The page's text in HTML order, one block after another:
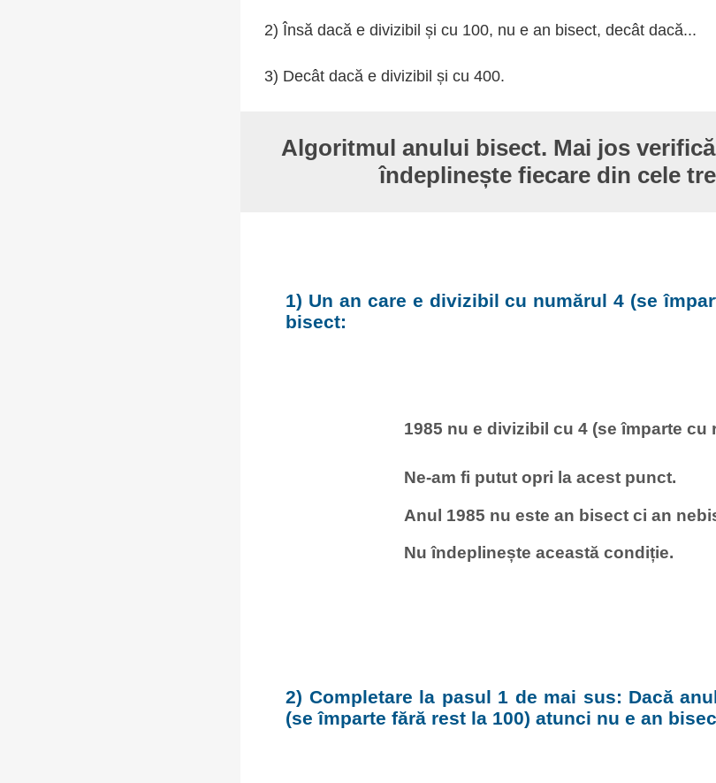
2) Însă dacă e divizibil și cu 100, nu e an bisect, decât dacă...
3) Decât dacă e divizibil și cu 400.
Algoritmul anului bisect. Mai jos
îndeplinește fiecare din cele
1) Un an care e divizibil cu numărul 4 (se
bisect:
1985 nu e divizibil cu 4 (se împarte cu
Ne-am fi putut opri la acest punct.
Anul 1985 nu este an bisect ci an
Nu îndeplinește această condiție.
2) Completare la pasul 1 de mai sus: Dacă
(se împarte fără rest la 100) atunci nu e an